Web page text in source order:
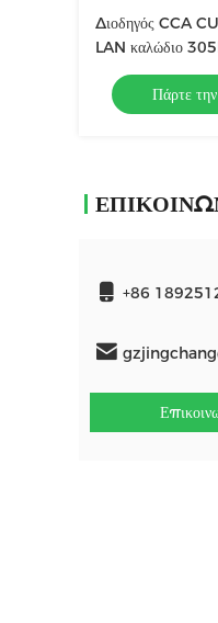
Διοδηγός CCA
LAN καλώδιο
Πάρτε
+86